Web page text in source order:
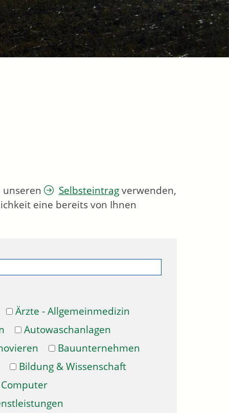
unseren Selbsteintragverwenden,
eine bereits von Ihnen
Ärzte - Allgemeinmedizin
Autowaschanlagen
Bauunternehmen
Bildung & Wissenschaft
Computer